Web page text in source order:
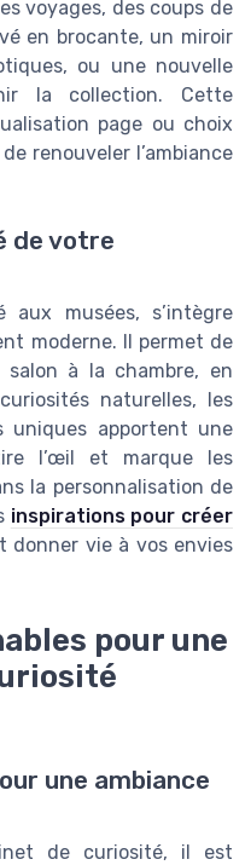
voyages, des coups de
en brocante, un miroir
ou une nouvelle
la collection. Cette
page ou choix
renouveler l’ambiance
de votre
aux musées, s’intègre
moderne. Il permet de
salon à la chambre, en
naturelles, les
uniques apportent une
l’œil et marque les
la personnalisation de
inspirations pour créer
donner vie à vos envies
pour une
une ambiance
de curiosité, il est